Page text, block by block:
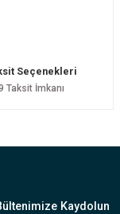
Seçenekleri
Taksit İmkanı
Kaydolun